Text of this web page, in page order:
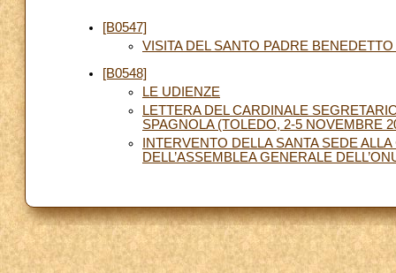
[B0547]
VISITA DEL SANTO PADRE
[B0548]
LE UDIENZE
LETTERA DEL CARDINALE
SPAGNOLA (TOLEDO, 2-5 NOVEMBRE
INTERVENTO DELLA SANTA SEDE
DELL’ASSEMBLEA GENERALE